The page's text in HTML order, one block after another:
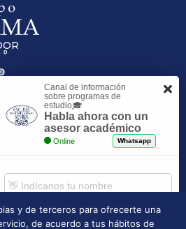
y de terceros para ofrecerte una
de acuerdo a tus hábitos de
Canal de información
sobre programas de
estudio🎓
Habla ahora con un
asesor académico
Online Whatsapp